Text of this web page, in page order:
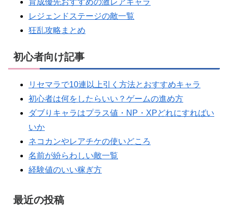
育成優先おすすめの激レアキャラ
レジェンドステージの敵一覧
狂乱攻略まとめ
初心者向け記事
リセマラで10連以上引く方法とおすすめキャラ
初心者は何をしたらいい？ゲームの進め方
ダブりキャラはプラス値・NP・XPどれにすればい
いか
ネコカンやレアチケの使いどころ
名前が紛らわしい敵一覧
経験値のいい稼ぎ方
最近の投稿